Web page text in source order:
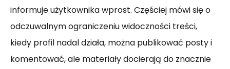
informuje użytkownika wprost. Częściej mówi się o
odczuwalnym ograniczeniu widoczności treści,
kiedy profil nadal działa, można publikować posty i
komentować, ale materiały docierają do znacznie